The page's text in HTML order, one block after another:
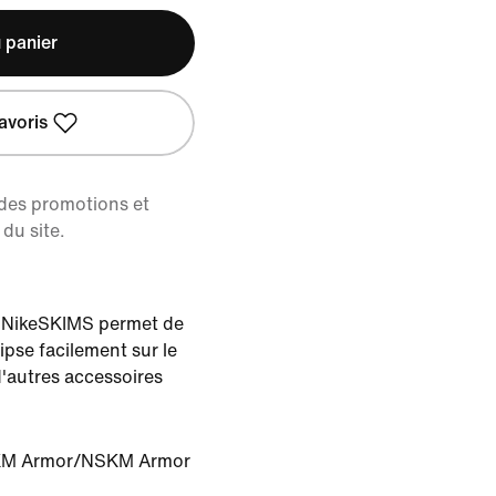
panier
promotions et
site.
permet de
facilement sur le
accessoires
Armor/NSKM Armor